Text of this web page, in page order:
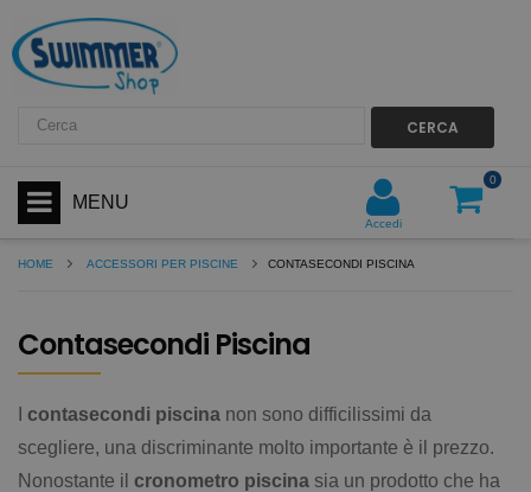
CERCA
MENU
0
Accedi
HOME ACCESSORI PER PISCINE CONTASECONDI PISCINA
Contasecondi Piscina
contasecondi piscina non sono difficilissimi da
scegliere, una discriminante molto importante è il prezzo.
Nonostante il cronometro piscina sia un prodotto che ha